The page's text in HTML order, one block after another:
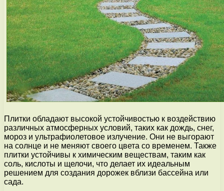
Плитки обладают высокой устойчивостью к воздействию
различных атмосферных условий, таких как дождь, снег,
мороз и ультрафиолетовое излучение. Они не выгорают
на солнце и не меняют своего цвета со временем. Также
плитки устойчивы к химическим веществам, таким как
соль, кислоты и щелочи, что делает их идеальным
решением для создания дорожек вблизи бассейна или
сада.